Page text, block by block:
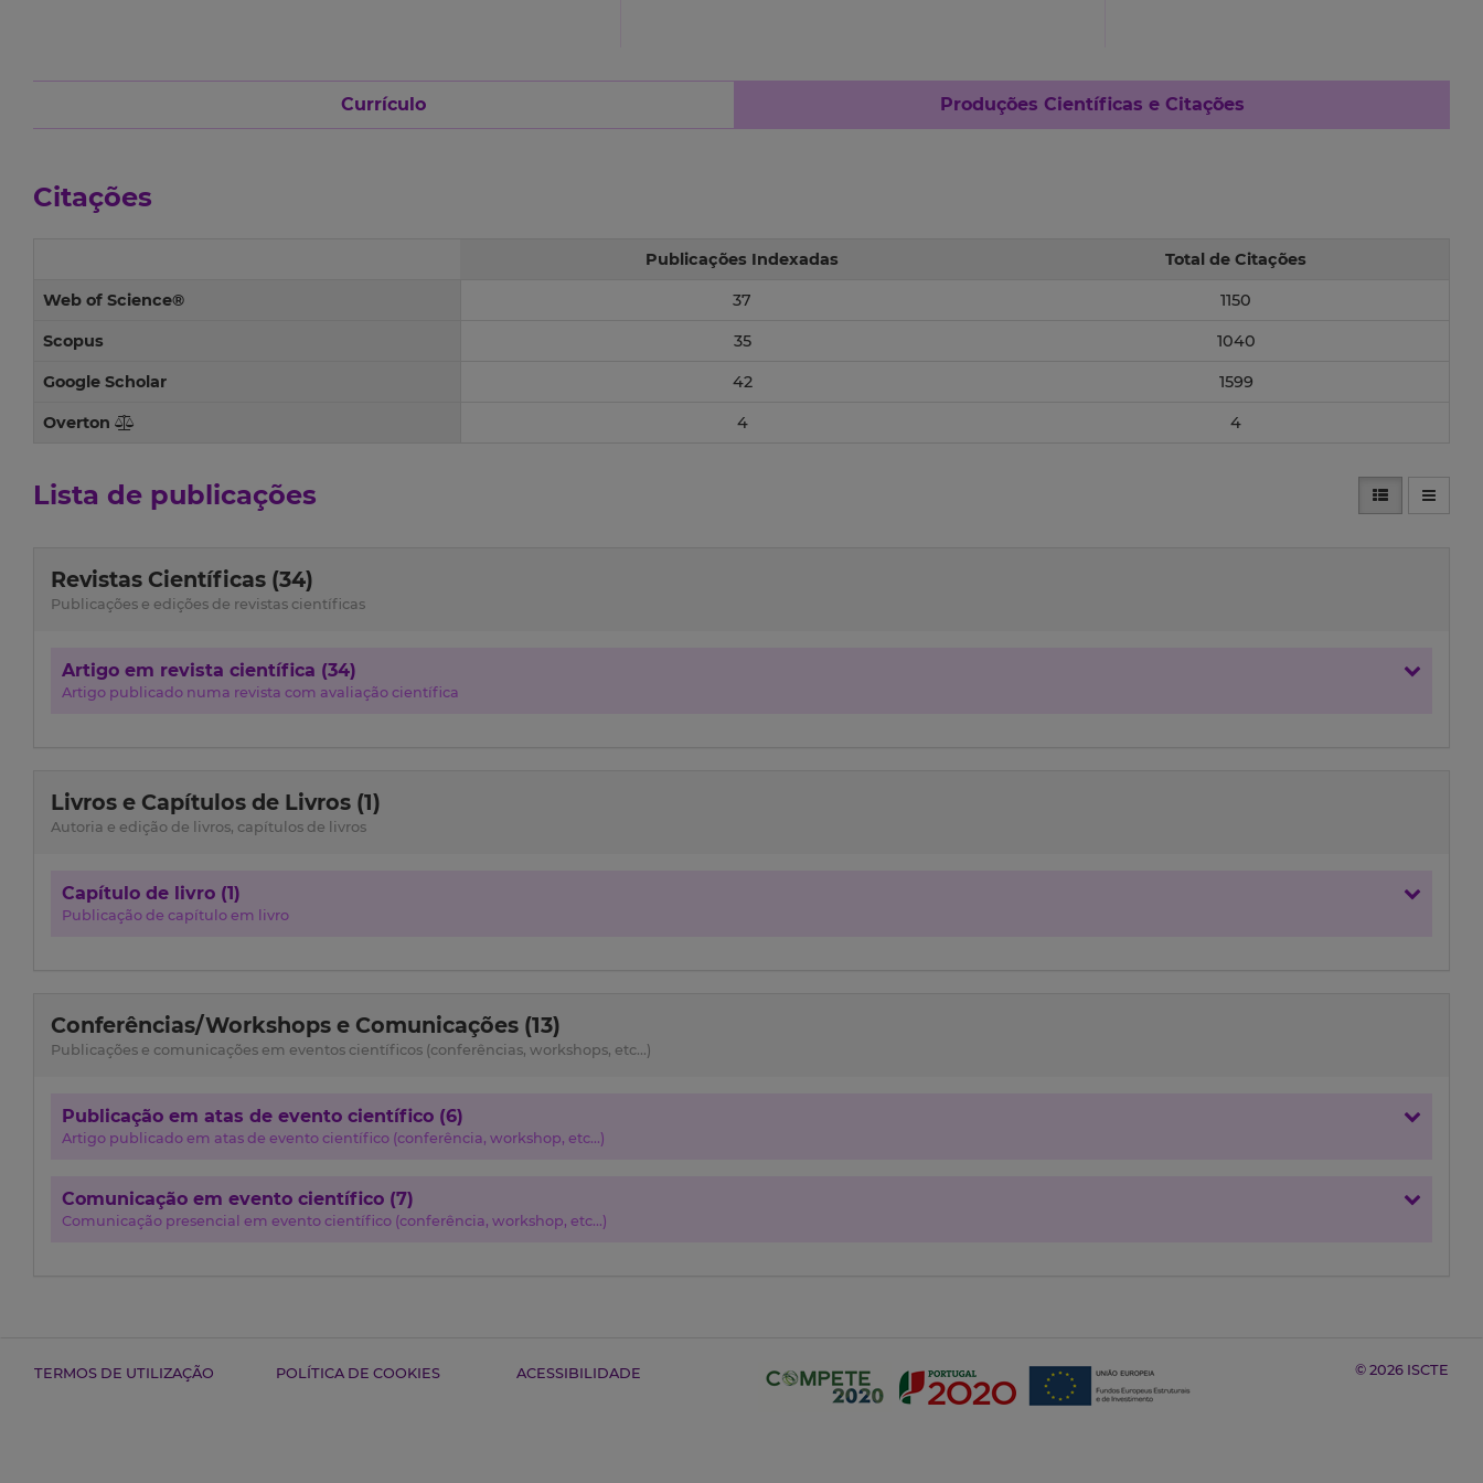
Currículo Produções Científicas e Citações
Citações
Publicações Indexadas Total de Citações
Web of Science® 37 1150
Scopus 35 1040
Google Scholar 42 1599
Overton 4 4
Lista de publicações
Revistas Científicas (34)
Publicações e edições de revistas científicas
Artigo em revista científica (34)
Artigo publicado numa revista com avaliação científica
Livros e Capítulos de Livros (1)
Autoria e edição de livros, capítulos de livros
Capítulo de livro (1)
Publicação de capítulo em livro
Conferências/Workshops e Comunicações (13)
Publicações e comunicações em eventos científicos (conferências, workshops, etc...)
Publicação em atas de evento científico (6)
Artigo publicado em atas de evento científico (conferência, workshop, etc...)
Comunicação em evento científico (7)
Comunicação presencial em evento científico (conferência, workshop, etc...)
TERMOS DE UTILIZAÇÃO POLÍTICA DE COOKIES ACESSIBILIDADE © 2026 ISCTE